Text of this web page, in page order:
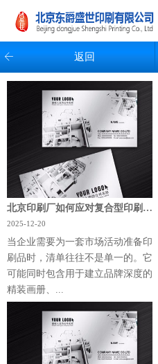
返回
北京印刷厂如何应对复合型印刷需求
2025-12-20
当企业需要为一套市场活动准备印
刷品时，清单往往不是单一的。它
可能同时包含用于建立品牌深度的
精装画册、...